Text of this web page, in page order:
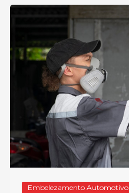
Embelezamento Automotivo